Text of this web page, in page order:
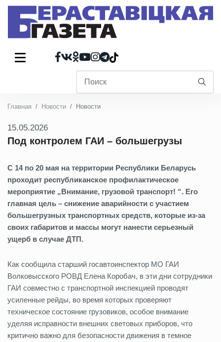
Главная Новости Новости
15.05.2026
Под контролем ГАИ – большегрузы
С 14 по 20 мая на территории Республики Беларусь
проходит республиканское профилактическое
мероприятие „Внимание, грузовой транспорт! “. Его
главная цель – снижение аварийности с участием
большегрузных транспортных средств, которые из‑за
своих габаритов и массы могут нанести серьезный
ущерб в случае ДТП.
Как сообщила старший госавтоинспектор МО ГАИ
Волковысского РОВД Елена Коробач, в эти дни сотрудники
ГАИ совместно с транспортной инспекцией проводят
усиленные рейды, во время которых проверяют
техническое состояние грузовиков, особое внимание
уделяя исправности внешних световых приборов, что
критично важно для безопасности движения в темное